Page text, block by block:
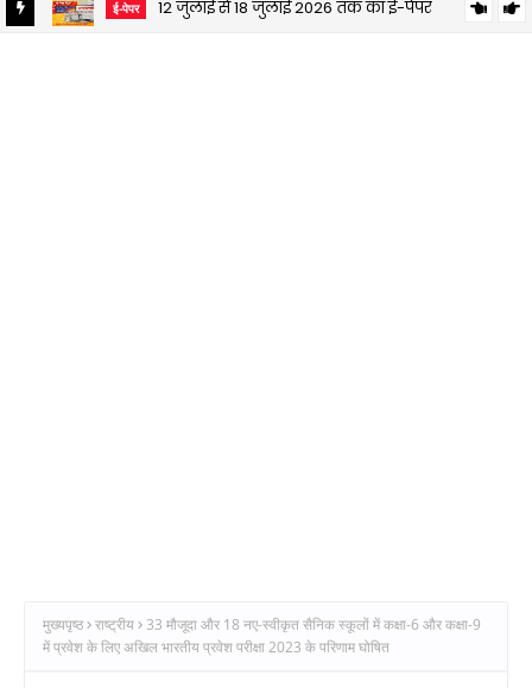
ई-पेपर 12 जुलाई से 18 जुलाई 2026 तक का ई-पेपर
मुख्यपृष्ठ राष्ट्रीय
33 मौजूदा और 18 नए-स्वीकृत सैनिक स्कूलों में कक्षा-6 और कक्षा-9
में प्रवेश के लिए अखिल भारतीय प्रवेश परीक्षा 2023 के परिणाम घोषित